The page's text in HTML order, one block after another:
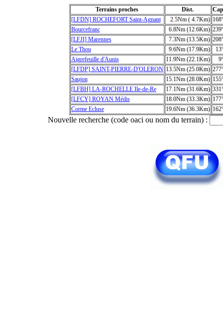
Terrains proches Dist.
Cap
[LFDN] ROCHEFORT Saint-Agnant
2.5Nm ( 4.7Km)
Bourcefranc
6.8Nm (12.6Km)
[LFJI] Marennes
7.3Nm (13.5Km)
Le Thou
9.6Nm (17.9Km)
Aigrefeuille d'Aunis
11.9Nm (22.1Km)
[LFDP] SAINT-PIERRE-D'OLERON 13.5Nm (25.0Km)
Saujon
15.1Nm (28.0Km)
[LFBH] LA-ROCHELLE Ile-de-Re
17.1Nm (31.6Km)
[LFCY] ROYAN Médis
18.0Nm (33.3Km)
Corme Ecluse
19.6Nm (36.3Km)
Nouvelle recherche (code oaci ou nom du terrain) :